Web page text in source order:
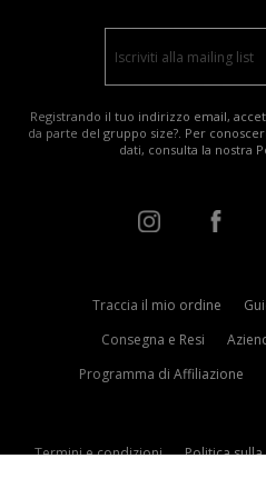
Registrando il tuo indirizzo email,
da parte del gruppo size?. Per
dati, consulta la nostra
Traccia il mio ordine
Consegna e Resi
Programma di Affiliazione
Termini e condizioni Politica